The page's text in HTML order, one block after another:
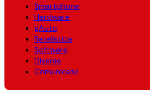
Smartphone
Hardware
gAuto
Retelistica
Software
Diverse
Comunicate